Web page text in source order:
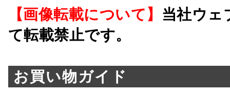
【画像転載について】 当社ウェ
て転載禁止です。
お買い物ガイド